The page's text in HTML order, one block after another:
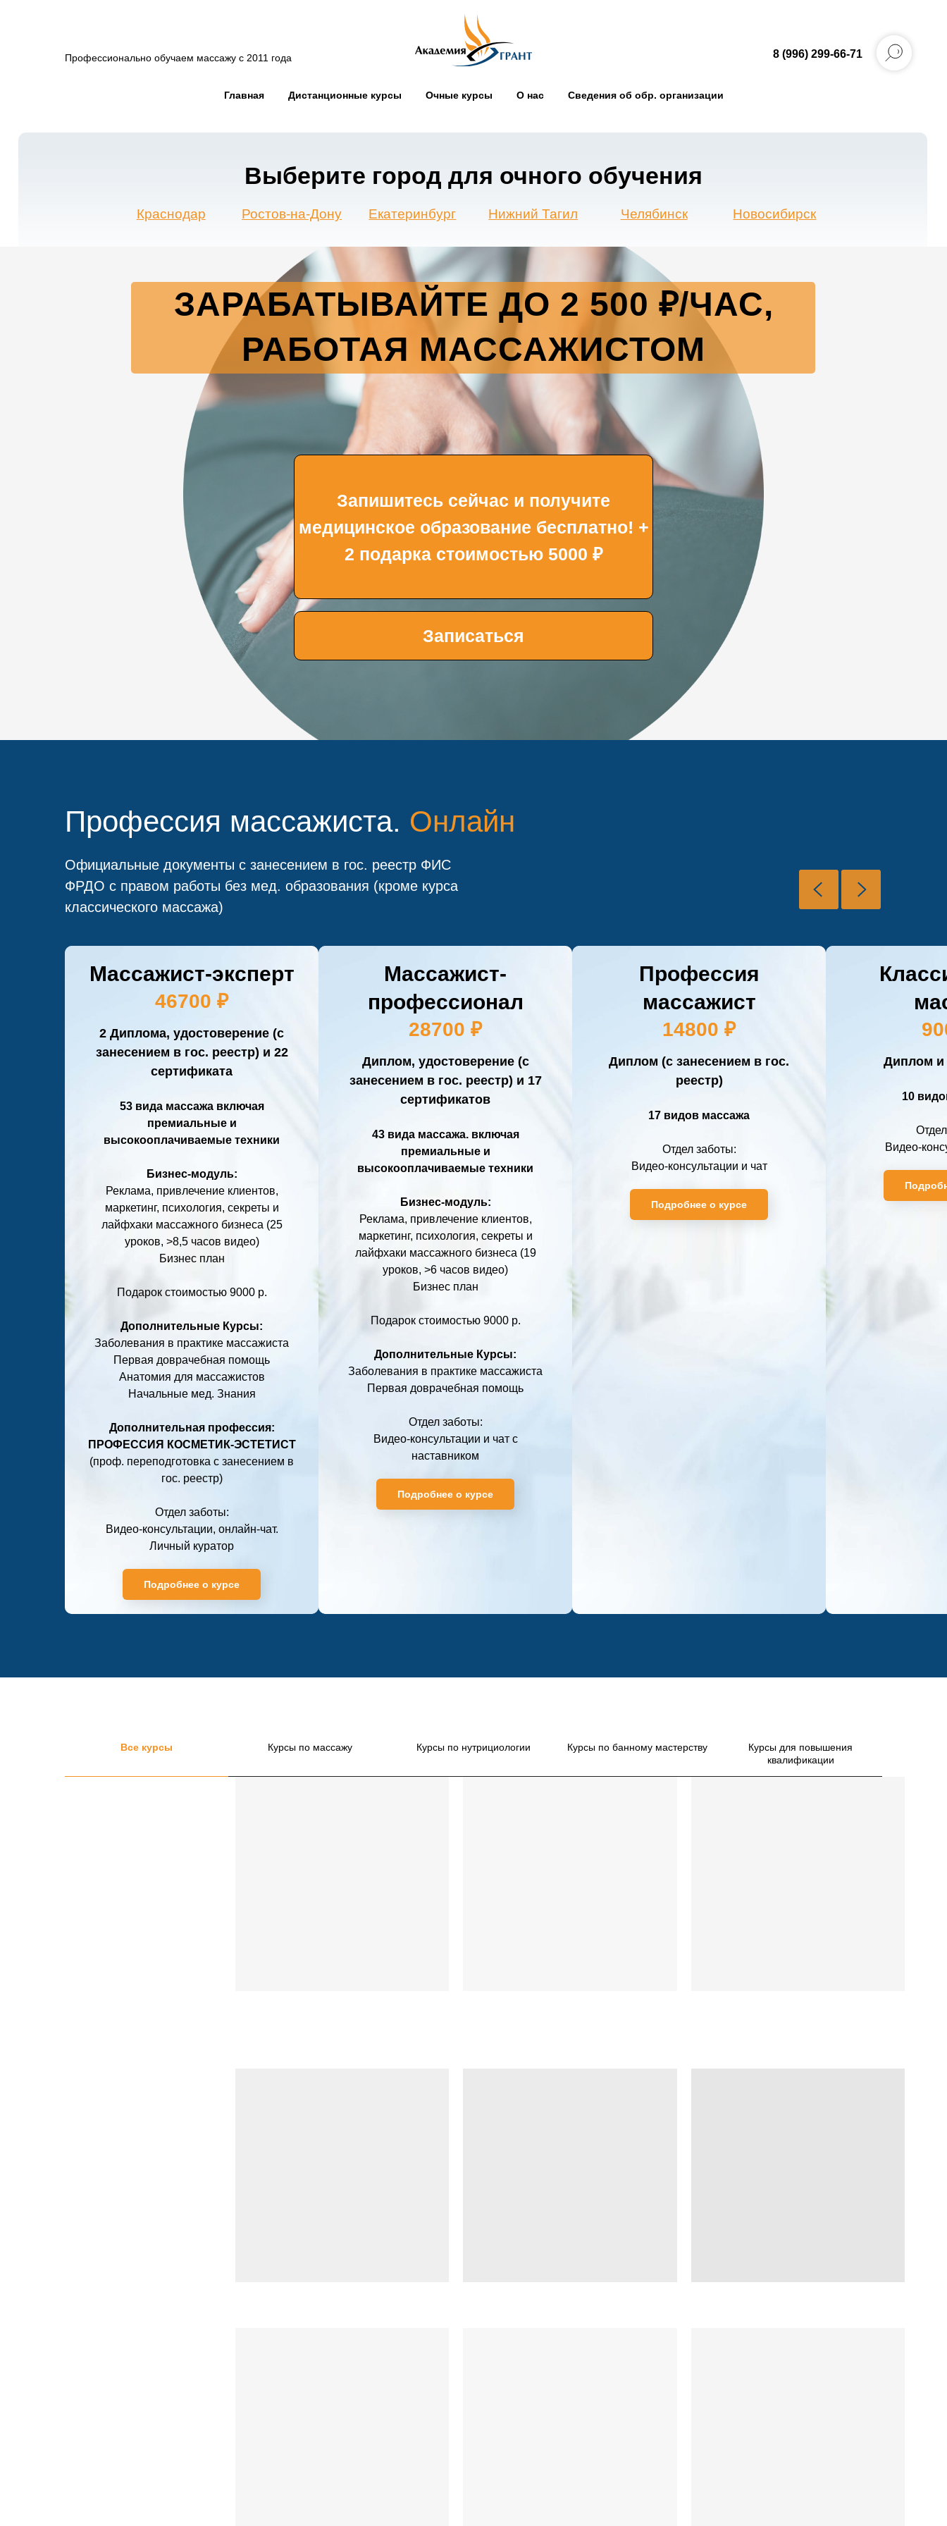
Профессионально обучаем массажу с 2011 года 8 (996) 299-66-71
Главная Дистанционные курсы Очные курсы О нас Сведения об обр. организации
доход
ДВУХ дневный ИНТЕНСИВ-ПРАКТИКУМ.
Екатеринбург Нижний Тагил
ЗАРАБАТЫВАЙТЕ ДО 2 500 ₽/ЧАС,
РАБОТАЯ МАССАЖИСТОМ
Запишитесь сейчас и получите
медицинское образование бесплатно! +
2 подарка стоимостью 5000 ₽
Записаться
Профессия массажиста. Онлайн
Официальные документы с занесением в гос. реестр ФИС
ФРДО с правом работы без мед. образования (кроме курса
классического массажа)
Массажист-эксперт
46700 ₽
2 Диплома, удостоверение (с
занесением в гос. реестр) и 22
сертификата
53 видамассажа включая
премиальные и
высокооплачиваемые техники
Бизнес-модуль:
Реклама, привлечение клиентов,
маркетинг, психология, секреты и
лайфхаки массажного бизнеса (25
уроков, >8,5 часов видео)
Бизнес план
Подарок стоимостью 9000 р.
Дополнительные Курсы:
Заболевания в практике массажиста
Первая доврачебная помощь
Анатомия для массажистов
Начальные мед. Знания
Дополнительная профессия:
ПРОФЕССИЯ КОСМЕТИК-ЭСТЕТИСТ
(проф. переподготовка с занесением в
гос. реестр)
Отдел заботы:
Видео-консультации, онлайн-чат.
Личный куратор
Подробнее о курсе
Массажист-
профессионал
28700 ₽
Диплом, удостоверение (с
занесением в гос. реестр) и 17
сертификатов
43 вида массажа. включая
премиальные и
высокооплачиваемые техники
Бизнес-модуль:
Реклама, привлечение клиентов,
маркетинг, психология, секреты и
лайфхаки массажного бизнеса (19
уроков, >6 часов видео)
Бизнес план
Подарок стоимостью 9000 р.
Дополнительные Курсы:
Заболевания в практике массажиста
Первая доврачебная помощь
Отдел заботы:
Видео-консультации и чат с
наставником
Подробнее о курсе
Профессия
массажист
14800 ₽
Диплом (с занесением в гос.
реестр)
17 видов массажа
Отдел заботы:
Видео-консультации и чат
Подробнее о курсе
Диплом и
10
Видео-
Все курсы Курсы по массажу Курсы по нутрициологии Курсы по банному мастерству
Курсы для повышения
квалификации